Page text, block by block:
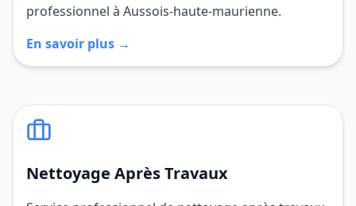
professionnel à Aussois-haute-maurienne.
En savoir plus →
Nettoyage Après Travaux